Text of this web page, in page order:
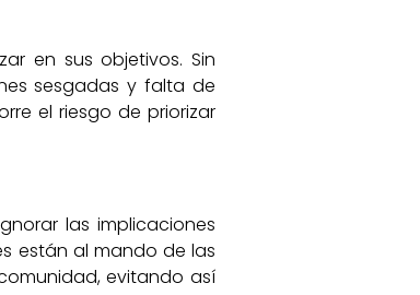
en sus objetivos. Sin
sesgadas y falta de
el riesgo de priorizar
las implicaciones
están al mando de las
evitando así